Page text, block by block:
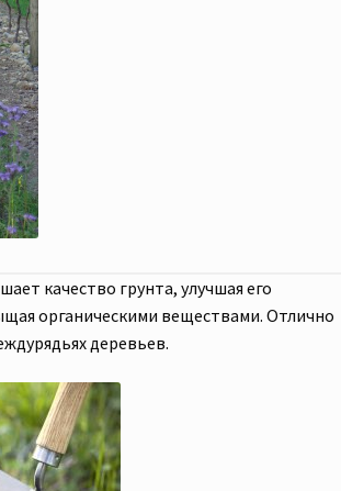
качество грунта, улучшая его
органическими веществами. Отлично
деревьев.